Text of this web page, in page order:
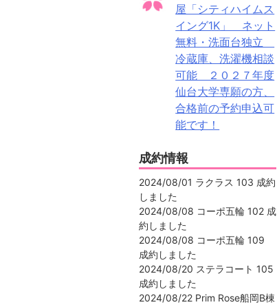
屋「シティハイムス
イング1K」 ネット
無料・洗面台独立
冷蔵庫、洗濯機相談
可能 ２０２７年度
仙台大学専願の方、
合格前の予約申込可
能です！
成約情報
2024/08/01 ラクラス 103 成約
しました
2024/08/08 コーポ五輪 102 成
約しました
2024/08/08 コーポ五輪 109
成約しました
2024/08/20 ステラコート 105
成約しました
2024/08/22 Prim Rose船岡B棟